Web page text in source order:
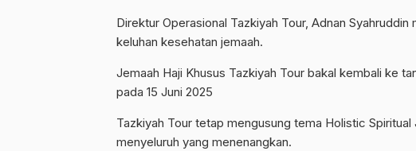
Direktur Operasional Tazkiyah Tour, Adnan
keluhan kesehatan jemaah.
Jemaah Haji Khusus Tazkiyah Tour bakal kembali ke
pada 15 Juni 2025
Tazkiyah Tour tetap mengusung tema Holistic
menyeluruh yang menenangkan.